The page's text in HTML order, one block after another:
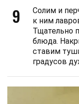
9
Солим и
к ним
Тщательно
блюда.
ставим
градусов